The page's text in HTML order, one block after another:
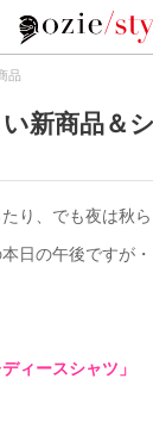
品
新商品＆
り、でも夜は秋ら
日の午後ですが・
ィースシャツ」